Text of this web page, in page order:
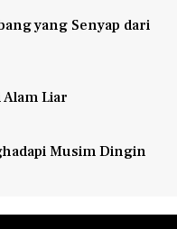
yang Senyap dari
Alam Liar
Musim Dingin